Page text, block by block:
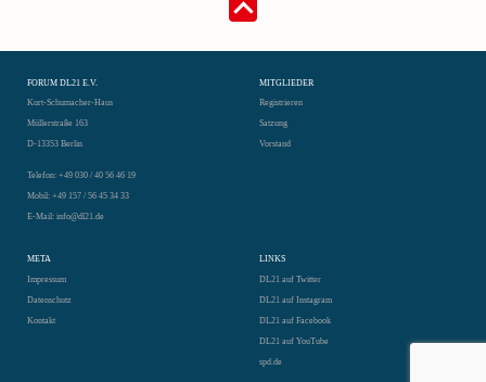
FORUM DL21 E.V.
Kurt-Schumacher-Haus
Müllerstraße 163
D-13353 Berlin
Telefon: +49 030 / 40 56 46 19
Mobil: +49 157 / 56 45 34 33
E-Mail: info@dl21.de
MITGLIEDER
Registrieren
Satzung
Vorstand
META
Impressum
Datenschutz
Kontakt
LINKS
DL21 auf Twitter
DL21 auf Instagram
DL21 auf Facebook
DL21 auf YouTube
spd.de